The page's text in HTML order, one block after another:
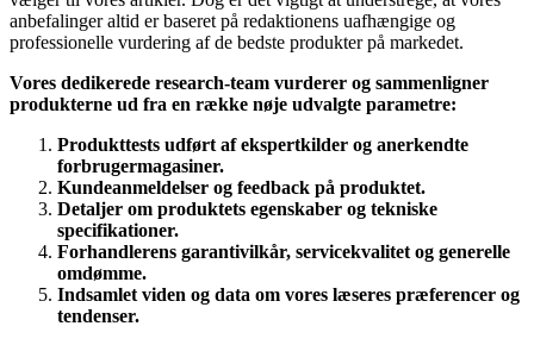
anbefalinger altid er baseret på redaktionens uafhængige og
professionelle vurdering af de bedste produkter på markedet.
Vores dedikerede research-team vurderer og sammenligner
produkterne ud fra en række nøje udvalgte parametre:
Produkttests udført af ekspertkilder og anerkendte
forbrugermagasiner.
Kundeanmeldelser og feedback på produktet.
Detaljer om produktets egenskaber og tekniske
specifikationer.
Forhandlerens garantivilkår, servicekvalitet og generelle
omdømme.
Indsamlet viden og data om vores læseres præferencer og
tendenser.